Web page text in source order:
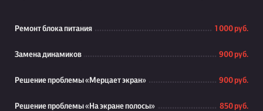
Ремонт блока питания 1 000 руб.
Замена динамиков 900 руб.
Решение проблемы «Мерцает экран» 900 руб.
Решение проблемы «На экране полосы» 850 руб.